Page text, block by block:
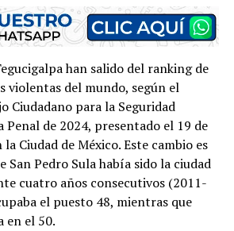
han salido del ranking de
violentas del mundo, según el
Ciudadano para la Seguridad
Penal de 2024, presentado el 19 de
Ciudad de México. Este cambio es
San Pedro Sula había sido la ciudad
cuatro años consecutivos (2011-
el puesto 48, mientras que
en el 50.